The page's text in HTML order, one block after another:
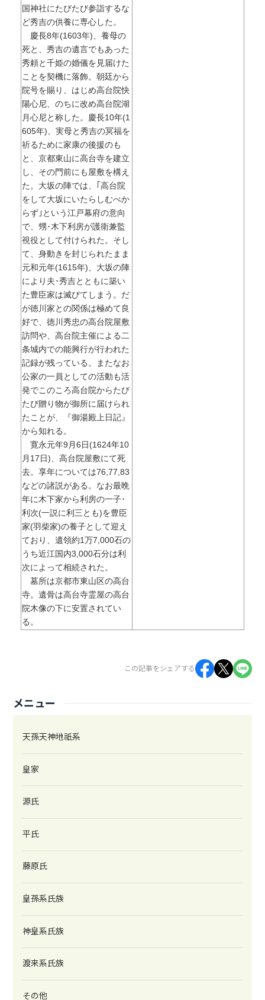
国神社にたびたび参詣するな
ど秀吉の供養に専心した。
慶長8年(1603年)、養母の
死と、秀吉の遺言でもあった
秀頼と千姫の婚儀を見届けた
ことを契機に落飾。朝廷から
院号を賜り、はじめ高台院快
陽心尼、のちに改め高台院湖
月心尼と称した。慶長10年(1
605年)、実母と秀吉の冥福を
祈るために家康の後援のも
と、京都東山に高台寺を建立
し、その門前にも屋敷を構え
た。大坂の陣では、｢高台院
をして大坂にいたらしむべか
らず｣という江戸幕府の意向
で、甥･木下利房が護衛兼監
視役として付けられた。そし
て、身動きを封じられたまま
元和元年(1615年)、大坂の陣
により夫･秀吉とともに築い
た豊臣家は滅びてしまう。だ
が徳川家との関係は極めて良
好で、徳川秀忠の高台院屋敷
訪問や、高台院主催による二
条城内での能興行が行われた
記録が残っている。またなお
公家の一員としての活動も活
発でこのころ高台院からたび
たび贈り物が御所に届けられ
たことが、『御湯殿上日記』
から知れる。
寛永元年9月6日(1624年10
月17日)、高台院屋敷にて死
去。享年については76,77,83
などの諸説がある。なお最晩
年に木下家から利房の一子･
利次(一説に利三とも)を豊臣
家(羽柴家)の養子として迎え
ており、遺領約1万7,000石の
うち近江国内3,000石分は利
次によって相続された。
墓所は京都市東山区の高台
寺。遺骨は高台寺霊屋の高台
院木像の下に安置されてい
る。
この記事をシェアする
メニュー
天孫天神地祇系
皇家
源氏
平氏
藤原氏
皇孫系氏族
神皇系氏族
渡来系氏族
その他